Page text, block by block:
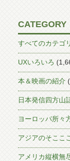
CATEGORY
すべてのカテゴ
UXいろいろ
本＆映画の紹介
日本発信四方山
ヨーロッパ所々
アジアのそこここ
アメリカ縦横無